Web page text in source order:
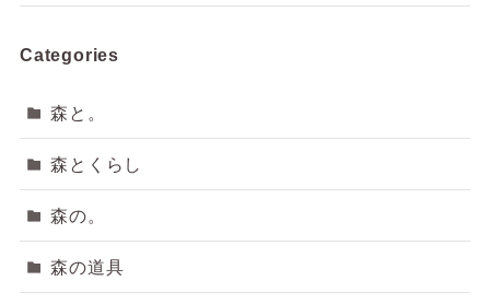
Categories
森と。
森とくらし
森の。
森の道具